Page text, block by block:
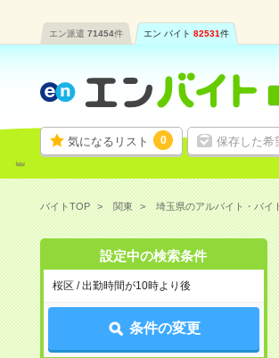
エン派遣 71454件 エン バイト 82531件
気になるリスト 0 保存した希
バイトTOP 関東 埼玉県のアルバイト・バイ
設定中の検索条件
桜区 / 出勤時間が10時より後
条件の変更